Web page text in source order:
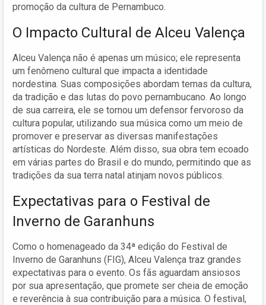
promoção da cultura de Pernambuco.
O Impacto Cultural de Alceu Valença
Alceu Valença não é apenas um músico; ele representa
um fenômeno cultural que impacta a identidade
nordestina. Suas composições abordam temas da cultura,
da tradição e das lutas do povo pernambucano. Ao longo
de sua carreira, ele se tornou um defensor fervoroso da
cultura popular, utilizando sua música como um meio de
promover e preservar as diversas manifestações
artísticas do Nordeste. Além disso, sua obra tem ecoado
em várias partes do Brasil e do mundo, permitindo que as
tradições da sua terra natal atinjam novos públicos.
Expectativas para o Festival de
Inverno de Garanhuns
Como o homenageado da 34ª edição do Festival de
Inverno de Garanhuns (FIG), Alceu Valença traz grandes
expectativas para o evento. Os fãs aguardam ansiosos
por sua apresentação, que promete ser cheia de emoção
e reverência à sua contribuição para a música. O festival,